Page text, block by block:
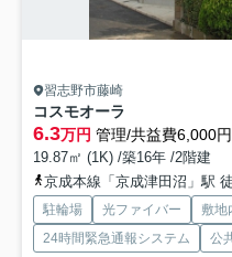
習志野市藤崎
コスモオーラ
6.3万円 管理/共益費6,000円
19.87㎡ (1K) /築16年 /2階建
京成本線「京成津田沼」駅
駐輪場 光ファイバー 敷地
24時間緊急通報システム
公